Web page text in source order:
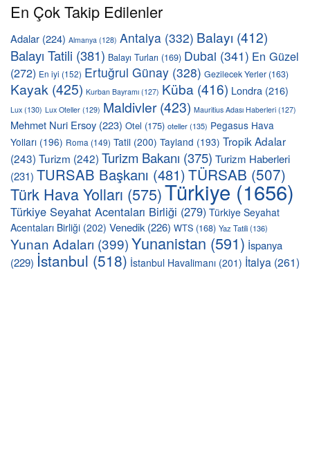
En Çok Takip Edilenler
Adalar (224) Almanya (128) Antalya (332) Balayı (412)
Balayı Tatili (381) Balayı Turları (169) Dubai (341) En Güzel
(272) En iyi (152) Ertuğrul Günay (328) Gezilecek Yerler (163)
Kayak (425) Kurban Bayramı (127) Küba (416) Londra (216)
Lux (130) Lux Oteller (129) Maldivler(423) Mauritius Adası Haberleri (127)
Mehmet Nuri Ersoy (223) Otel (175) oteller(135) Pegasus Hava
Yolları (196) Roma (149) Tatil (200) Tayland (193) Tropik Adalar
(243) Turizm (242) Turizm Bakanı (375) Turizm Haberleri
(231) TURSAB Başkanı (481)TÜRSAB (507)
Türk Hava Yolları (575)Türkiye (1656)
Türkiye Seyahat Acentaları Birliği (279) Türkiye Seyahat
Acentaları Birliği (202) Venedik (226) WTS (168) Yaz Tatili(136)
Yunan Adaları (399)Yunanistan (591) İspanya
(229) İstanbul (518) İstanbul Havalimanı (201) İtalya (261)